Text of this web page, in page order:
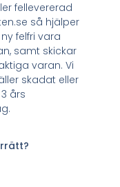
fellevererad
så hjälper
felfri vara
samt skickar
varan. Vi
skadat eller
års